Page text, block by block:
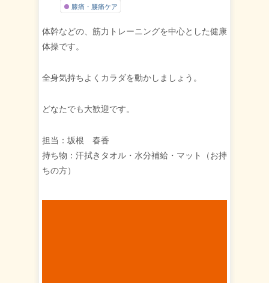
膝痛・腰痛ケア
体幹などの、筋力トレーニングを中心とした健康
体操です。
全身気持ちよくカラダを動かしましょう。
どなたでも大歓迎です。
担当：坂根 春香
持ち物：汗拭きタオル・水分補給・マット（お持
ちの方）